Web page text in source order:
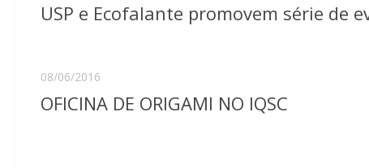
USP e Ecofalante promovem série de
08/06/2016
OFICINA DE ORIGAMI NO IQSC